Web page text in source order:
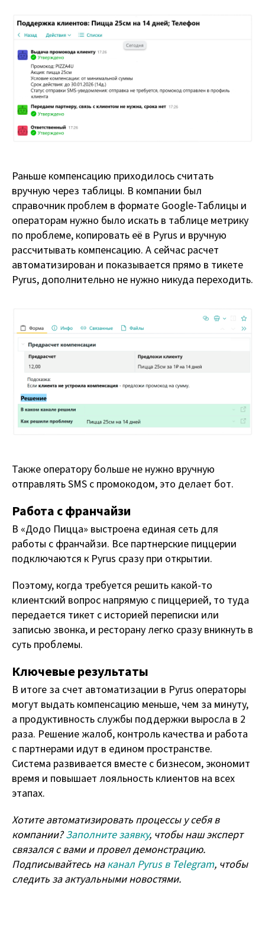
Раньше компенсацию приходилось считать
вручную через таблицы. В компании был
справочник проблем в формате Google-Таблицы и
операторам нужно было искать в таблице метрику
по проблеме, копировать её в Pyrus и вручную
рассчитывать компенсацию. А сейчас расчет
автоматизирован и показывается прямо в тикете
Pyrus, дополнительно не нужно никуда переходить.
Также оператору больше не нужно вручную
отправлять SMS с промокодом, это делает бот.
Работа с франчайзи
В «Додо Пицца» выстроена единая сеть для
работы с франчайзи. Все партнерские пиццерии
подключаются к Pyrus сразу при открытии.
Поэтому, когда требуется решить какой-то
клиентский вопрос напрямую с пиццерией, то туда
передается тикет с историей переписки или
записью звонка, и ресторану легко сразу вникнуть в
суть проблемы.
Ключевые результаты
В итоге за счет автоматизации в Pyrus операторы
могут выдать компенсацию меньше, чем за минуту,
а продуктивность службы поддержки выросла в 2
раза. Решение жалоб, контроль качества и работа
с партнерами идут в едином пространстве.
Система развивается вместе с бизнесом, экономит
время и повышает лояльность клиентов на всех
этапах.
Хотите автоматизировать процессы у себя в
компании?Заполните заявку, чтобы наш эксперт
связался с вами и провел демонстрацию.
Подписывайтесь наканал Pyrus в Telegram, чтобы
следить за актуальными новостями.